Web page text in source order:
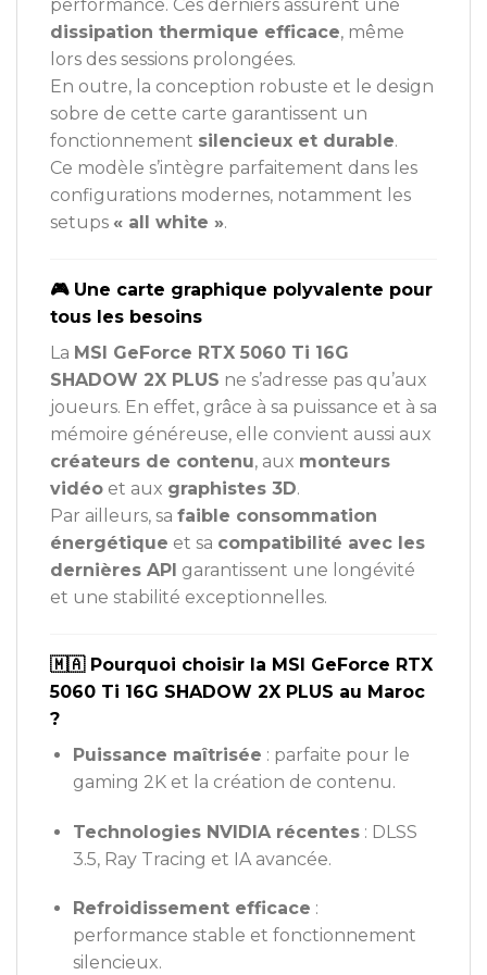
performance. Ces derniers assurent une
dissipation thermique efficace, même
lors des sessions prolongées.
En outre, la conception robuste et le design
sobre de cette carte garantissent un
fonctionnement silencieux et durable.
Ce modèle s’intègre parfaitement dans les
configurations modernes, notamment les
setups « all white ».
🎮 Une carte graphique polyvalente pour
tous les besoins
La MSI GeForce RTX 5060 Ti 16G
SHADOW 2X PLUS ne s’adresse pas qu’aux
joueurs. En effet, grâce à sa puissance et à sa
mémoire généreuse, elle convient aussi aux
créateurs de contenu, aux monteurs
vidéo et aux graphistes 3D.
Par ailleurs, sa faible consommation
énergétique et sa compatibilité avec les
dernières API garantissent une longévité
et une stabilité exceptionnelles.
🇲🇦 Pourquoi choisir la MSI GeForce RTX
5060 Ti 16G SHADOW 2X PLUS au Maroc
?
Puissance maîtrisée : parfaite pour le
gaming 2K et la création de contenu.
Technologies NVIDIA récentes: DLSS
3.5, Ray Tracing et IA avancée.
Refroidissement efficace :
performance stable et fonctionnement
silencieux.